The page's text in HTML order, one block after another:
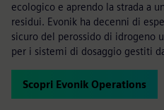
ecologico e aprendo la strada a
residui. Evonik ha decenni di
sicuro del perossido di idrogeno
per i sistemi di dosaggio gestiti
Scopri Evonik Operations